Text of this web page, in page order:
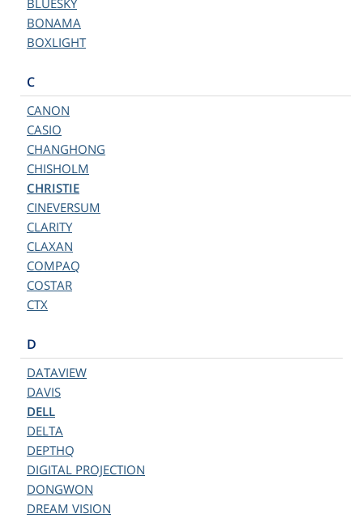
BLUESKY
BONAMA
BOXLIGHT
C
CANON
CASIO
CHANGHONG
CHISHOLM
CHRISTIE
CINEVERSUM
CLARITY
CLAXAN
COMPAQ
COSTAR
CTX
D
DATAVIEW
DAVIS
DELL
DELTA
DEPTHQ
DIGITAL PROJECTION
DONGWON
DREAM VISION